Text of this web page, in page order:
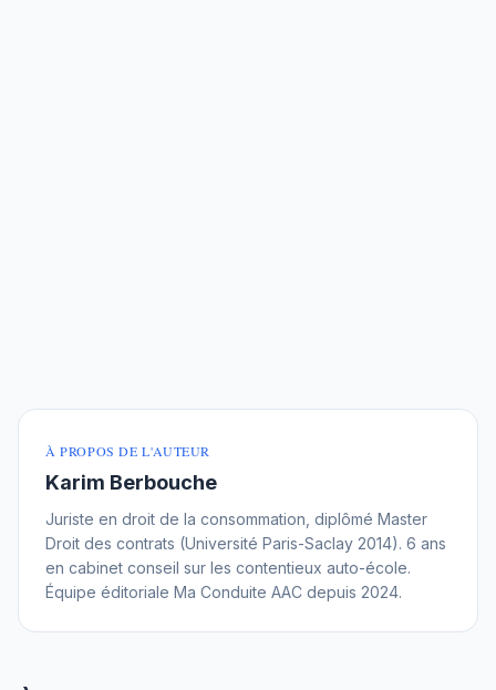
À PROPOS DE L'AUTEUR
Karim Berbouche
Juriste en droit de la consommation, diplômé Master
Droit des contrats (Université Paris-Saclay 2014). 6 ans
en cabinet conseil sur les contentieux auto-école.
Équipe éditoriale Ma Conduite AAC depuis 2024.